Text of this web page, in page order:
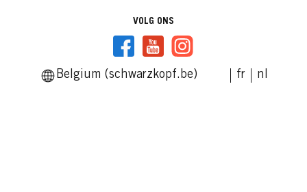
VOLG ONS
Belgium (schwarzkopf.be) fr nl